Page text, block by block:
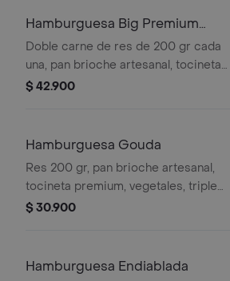
Hamburguesa Big Premium
Americana
Doble carne de res de 200 gr cada
una, pan brioche artesanal, tocineta
premium, vegetales, doble queso
$ 42.900
Hamburguesa Gouda
Res 200 gr, pan brioche artesanal,
tocineta premium, vegetales, triple
queso gouda ahumado, pepinillos, bbq
$ 30.900
Hamburguesa Endiablada